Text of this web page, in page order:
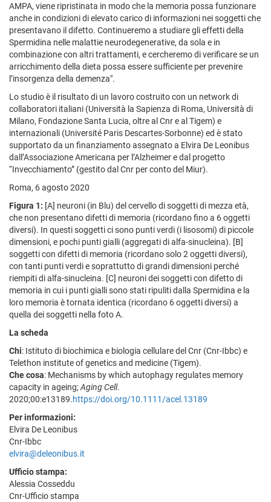
AMPA, viene ripristinata in modo che la memoria possa funzionare
anche in condizioni di elevato carico di informazioni nei soggetti che
presentavano il difetto. Continueremo a studiare gli effetti della
Spermidina nelle malattie neurodegenerative, da sola e in
combinazione con altri trattamenti, e cercheremo di verificare se un
arricchimento della dieta possa essere sufficiente per prevenire
l’insorgenza della demenza".
Lo studio è il risultato di un lavoro costruito con un network di
collaboratori italiani (Università la Sapienza di Roma, Università di
Milano, Fondazione Santa Lucia, oltre al Cnr e al Tigem) e
internazionali (Université Paris Descartes-Sorbonne) ed è stato
supportato da un finanziamento assegnato a Elvira De Leonibus
dall’Associazione Americana per l’Alzheimer e dal progetto
“Invecchiamento” (gestito dal Cnr per conto del Miur).
Roma, 6 agosto 2020
Figura 1: [A] neuroni (in Blu) del cervello di soggetti di mezza età,
che non presentano difetti di memoria (ricordano fino a 6 oggetti
diversi). In questi soggetti ci sono punti verdi (i lisosomi) di piccole
dimensioni, e pochi punti gialli (aggregati di alfa-sinucleina). [B]
soggetti con difetti di memoria (ricordano solo 2 oggetti diversi),
con tanti punti verdi e soprattutto di grandi dimensioni perché
riempiti di alfa-sinucleina. [C] neuroni dei soggetti con difetto di
memoria in cui i punti gialli sono stati ripuliti dalla Spermidina e la
loro memoria è tornata identica (ricordano 6 oggetti diversi) a
quella dei soggetti nella foto A.
La scheda
Chi: Istituto di biochimica e biologia cellulare del Cnr (Cnr-Ibbc) e
Telethon institute of genetics and medicine (Tigem).
Che cosa: Mechanisms by which autophagy regulates memory
capacity in ageing;Aging Cell.
2020;00:e13189.https://doi.org/10.1111/acel.13189
Per informazioni:
Elvira De Leonibus
Cnr-Ibbc
elvira@deleonibus.it
Ufficio stampa:
Alessia Cosseddu
Cnr-Ufficio stampa